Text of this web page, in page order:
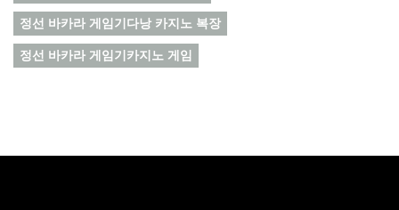
정선 바카라 게임기다낭 카지노 복장
정선 바카라 게임기카지노 게임